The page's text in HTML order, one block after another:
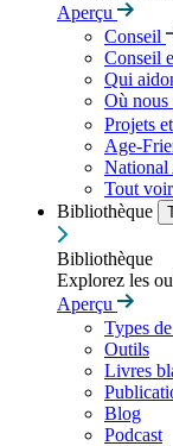
Aperçu
Conseil
Conseil
Qui
Où
Projets
Age-
National
Tout voir
Bibliothèque
Bibliothèque
Explorez les
Aperçu
Types
Outils
Livres
Blog
Podcast